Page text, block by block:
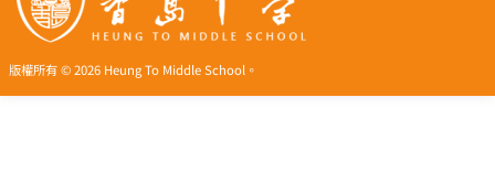
版權所有 © 2026 Heung To Middle School。